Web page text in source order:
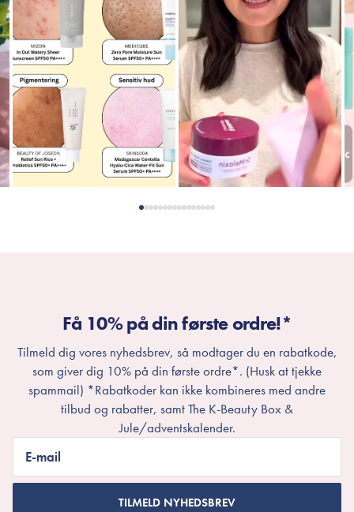
Få 10% på din første ordre!*
Tilmeld dig vores nyhedsbrev, så modtager du en rabatkode,
som giver dig 10% på din første ordre*. (Husk at tjekke
spammail) *Rabatkoder kan ikke kombineres med andre
tilbud og rabatter, samt The K-Beauty Box &
Jule/adventskalender.
E-mail
TILMELD NYHEDSBREV